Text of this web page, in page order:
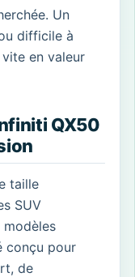
Un
difficile à
en valeur
QX50
taille
SUV
conçu pour
de